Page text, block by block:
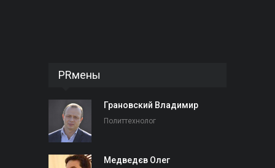
PRмены
Грановский Владимир
Политтехнолог
Медведєв Олег